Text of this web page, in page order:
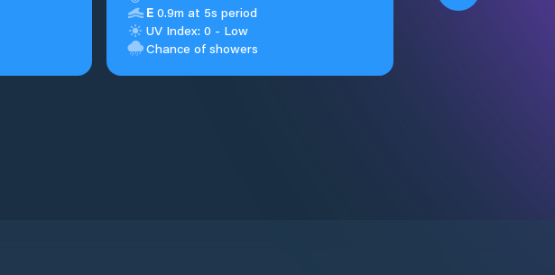
E 0.9m at 5s period
UV Index: 0 - Low
Chance of showers